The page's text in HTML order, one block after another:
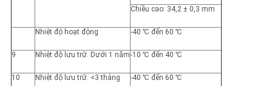
Chiều cao: 34,2 ± 0,3 mm
Nhiệt độ hoạt động -40 ℃ đến 60 ℃
9 Nhiệt độ lưu trữ. Dưới 1 năm-10 ℃ đến 40 ℃
10 Nhiệt độ lưu trữ. <3 tháng -40 ℃ đến 60 ℃